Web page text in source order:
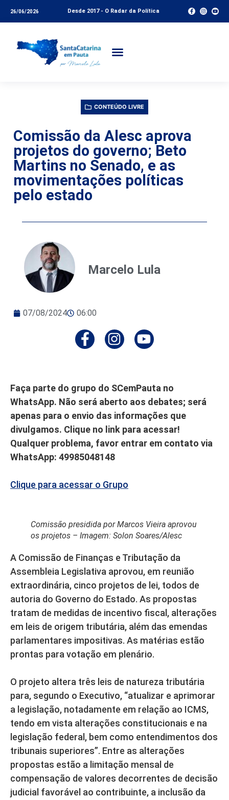
26/06/2026 Desde 2017 - O Radar da Política
CONTEÚDO LIVRE
Comissão da Alesc aprova
projetos do governo; Beto
Martins no Senado, e as
movimentações políticas
pelo estado
Marcelo Lula
07/08/2024 06:00
Faça parte do grupo do SCemPauta no
WhatsApp. Não será aberto aos debates; será
apenas para o envio das informações que
divulgamos. Clique no link para acessar!
Qualquer problema, favor entrar em contato via
WhatsApp: 49985048148
Clique para acessar o Grupo
Comissão presidida por Marcos Vieira aprovou
os projetos – Imagem: Solon Soares/Alesc
A Comissão de Finanças e Tributação da
Assembleia Legislativa aprovou, em reunião
extraordinária, cinco projetos de lei, todos de
autoria do Governo do Estado. As propostas
tratam de medidas de incentivo fiscal, alterações
em leis de origem tributária, além das emendas
parlamentares impositivas. As matérias estão
prontas para votação em plenário.
O projeto altera três leis de natureza tributária
para, segundo o Executivo, “atualizar e aprimorar
a legislação, notadamente em relação ao ICMS,
tendo em vista alterações constitucionais e na
legislação federal, bem como entendimentos dos
tribunais superiores”. Entre as alterações
propostas estão a limitação mensal de
compensação de valores decorrentes de decisão
judicial favorável ao contribuinte, a inclusão da